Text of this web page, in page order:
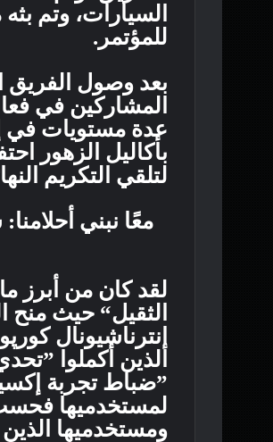
السيارات، وتم
للمؤتمر.
بعد وصول
المشاركين في
عدة مستويات في
بأكاليل الزهور
لتلقي التكريم
معًا نبني
لقد كان من أبرز
الثقيل“ حيث منح
إنترناشيونال
الذين أكملوا
”ضباط تجربة
لمستخدميها
ومستخدميها